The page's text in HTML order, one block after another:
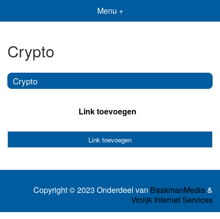
Menu +
Crypto
Crypto
Link toevoegen
Link toevoegen
Copyright © 2023 Onderdeel van BaakmanMedia&
Vrolijk Internet Services